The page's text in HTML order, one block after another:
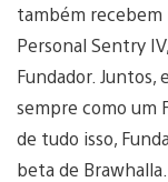
também recebem
Personal Sentry
Fundador. Juntos,
sempre como um
de tudo isso,
beta de Brawhalla.